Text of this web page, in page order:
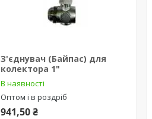
З'єднувач (Байпас) для
колектора 1"
В наявності
Оптом і в роздріб
941,50 ₴